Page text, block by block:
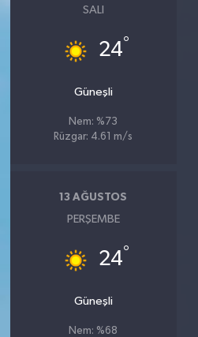
SALI
24°
Güneşli
Nem: %73
Rüzgar: 4.61 m/s
13 AĞUSTOS
PERŞEMBE
24°
Güneşli
Nem: %68